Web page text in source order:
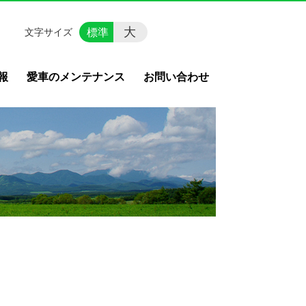
愛車のメンテナンス お問い合わせ
文字サイズ 標準 大